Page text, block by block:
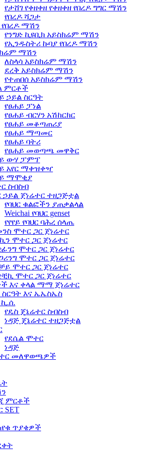
የታሸገ የቀዘቀዘ የቀዘቀዘ የበረዶ ግግር ማሽን
የበረዶ ሻጋታ
የበረዶ ማሽን
የንግድ ኪዩቢክ አይስክሬም ማሽን
የኢንዱስትሪ ኩባያ የበረዶ ማሽን
ማሽን
ለስላሳ አይስክሬም ማሽን
ደረቅ አይስክሬም ማሽን
የተጠበሰ አይስክሬም ማሽን
ምርቶች
ኃይል ስርዓት
የፀሐይ ፓነል
የፀሐይ ብርሃን አሽከርክር
የፀሐይ መቆጣጠሪያ
የፀሐይ ማጣመር
የፀሐይ ባትሪ
የፀሐይ መወጣጫ መዋቅር
ውሃ ፓምፕ
አየር ማቀዝቀዣ
ማሞቂያ
ስብስብ
ኃይል ጀነሬተር ተዘጋጅቷል
የባህር ቁልፎችን ያጠቃልላል
Weichai የባህር genset
የየየይ የባህር ባሕረ ሰላጤ
ሞተር ጋር ጀነሬተር
ሞተር ጋር ጀነሬተር
ሞተር ጋር ጀነሬተር
ሞተር ጋር ጀነሬተር
ሞተር ጋር ጀነሬተር
ሞተር ጋር ጀነሬተር
እና ቀላል ማማ ጀነሬተር
ስርዓት እና ኤኤስኤስ
ኪ.ሰ.
የዴስ ጄኔሬተር ስብስብ
ነዳጅ ጄኔሬተር ተዘጋጅቷል
የደሴል ሞተር
ነዳጅ
መለዋወጫዎች
ምርቶች
SET
ጥያቄዎች